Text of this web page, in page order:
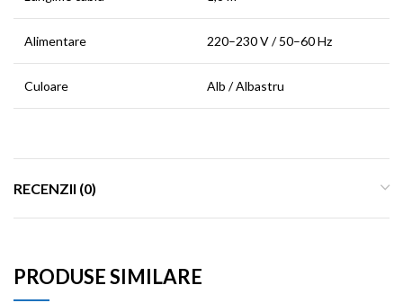
Alimentare 220–230 V / 50–60 Hz
Culoare Alb / Albastru
RECENZII (0)
PRODUSE SIMILARE